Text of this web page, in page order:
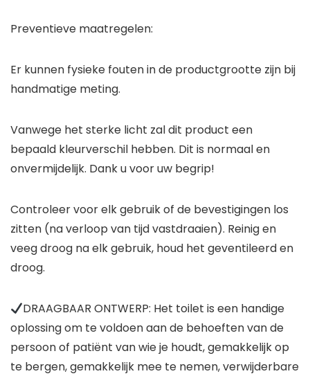
Preventieve maatregelen:
Er kunnen fysieke fouten in de productgrootte zijn bij
handmatige meting.
Vanwege het sterke licht zal dit product een
bepaald kleurverschil hebben. Dit is normaal en
onvermijdelijk. Dank u voor uw begrip!
Controleer voor elk gebruik of de bevestigingen los
zitten (na verloop van tijd vastdraaien). Reinig en
veeg droog na elk gebruik, houd het geventileerd en
droog.
DRAAGBAAR ONTWERP: Het toilet is een handige
oplossing om te voldoen aan de behoeften van de
persoon of patiënt van wie je houdt, gemakkelijk op
te bergen, gemakkelijk mee te nemen, verwijderbare